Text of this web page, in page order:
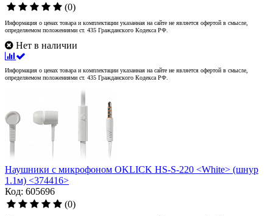
(0)
Информация о ценах товара и комплектации указанная на сайте не является офертой в смысле,
определяемом положениями ст. 435 Гражданского Кодекса РФ.
Нет в наличии
Информация о ценах товара и комплектации указанная на сайте не является офертой в смысле,
определяемом положениями ст. 435 Гражданского Кодекса РФ.
Наушники с микрофоном OKLICK HS-S-220 <White> (шнур
1.1м) <374416>
Код: 605696
(0)